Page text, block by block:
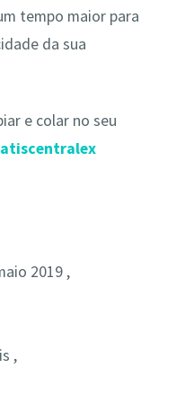
tempo maior para
da sua
e colar no seu
2019 ,
,